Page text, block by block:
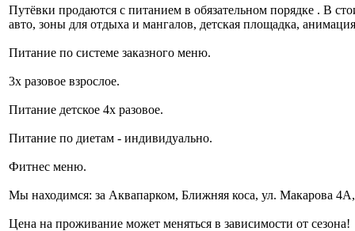
Путёвки продаются с питанием в обязательном порядке . В
авто, зоны для отдыха и мангалов, детская площадка,
Питание по системе заказного меню.
3х разовое взрослое.
Питание детское 4х разовое.
Питание по диетам - индивидуально.
Фитнес меню.
Мы находимся: за Аквапарком, Ближняя коса, ул. Макарова 4А,
Цена на проживание может меняться в зависимости от сезона!